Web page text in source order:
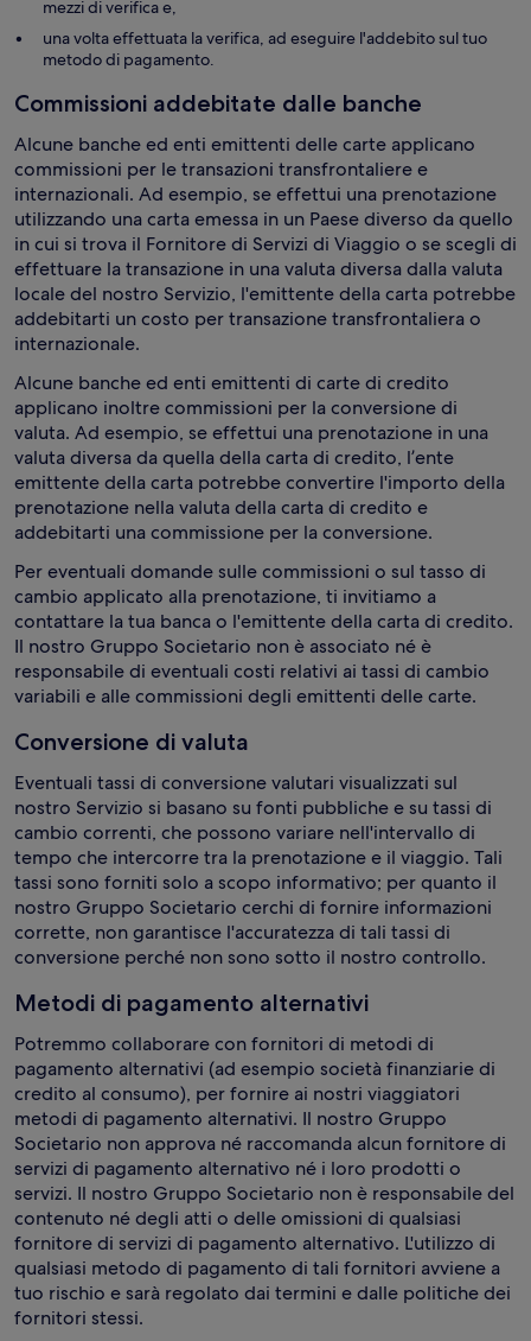
mezzi di verifica e,
una volta effettuata la verifica, ad eseguire l'addebito sul tuo
metodo di pagamento.
Commissioni addebitate dalle banche
Alcune banche ed enti emittenti delle carte applicano
commissioni per le transazioni transfrontaliere e
internazionali. Ad esempio, se effettui una prenotazione
utilizzando una carta emessa in un Paese diverso da quello
in cui si trova il Fornitore di Servizi di Viaggio o se scegli di
effettuare la transazione in una valuta diversa dalla valuta
locale del nostro Servizio, l'emittente della carta potrebbe
addebitarti un costo per transazione transfrontaliera o
internazionale.
Alcune banche ed enti emittenti di carte di credito
applicano inoltre commissioni per la conversione di
valuta. Ad esempio, se effettui una prenotazione in una
valuta diversa da quella della carta di credito, l’ente
emittente della carta potrebbe convertire l'importo della
prenotazione nella valuta della carta di credito e
addebitarti una commissione per la conversione.
Per eventuali domande sulle commissioni o sul tasso di
cambio applicato alla prenotazione, ti invitiamo a
contattare la tua banca o l'emittente della carta di credito.
Il nostro Gruppo Societario non è associato né è
responsabile di eventuali costi relativi ai tassi di cambio
variabili e alle commissioni degli emittenti delle carte.
Conversione di valuta
Eventuali tassi di conversione valutari visualizzati sul
nostro Servizio si basano su fonti pubbliche e su tassi di
cambio correnti, che possono variare nell'intervallo di
tempo che intercorre tra la prenotazione e il viaggio. Tali
tassi sono forniti solo a scopo informativo; per quanto il
nostro Gruppo Societario cerchi di fornire informazioni
corrette, non garantisce l'accuratezza di tali tassi di
conversione perché non sono sotto il nostro controllo.
Metodi di pagamento alternativi
Potremmo collaborare con fornitori di metodi di
pagamento alternativi (ad esempio società finanziarie di
credito al consumo), per fornire ai nostri viaggiatori
metodi di pagamento alternativi. Il nostro Gruppo
Societario non approva né raccomanda alcun fornitore di
servizi di pagamento alternativo né i loro prodotti o
servizi. Il nostro Gruppo Societario non è responsabile del
contenuto né degli atti o delle omissioni di qualsiasi
fornitore di servizi di pagamento alternativo. L'utilizzo di
qualsiasi metodo di pagamento di tali fornitori avviene a
tuo rischio e sarà regolato dai termini e dalle politiche dei
fornitori stessi.